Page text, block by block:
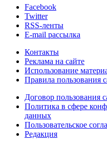
Facebook
Twitter
RSS-ленты
E-mail рассылка
Контакты
Реклама на сайте
Использование
Правила пользования
Договор пользования
Политика в сфере
данных
Пользовательское
Редакция